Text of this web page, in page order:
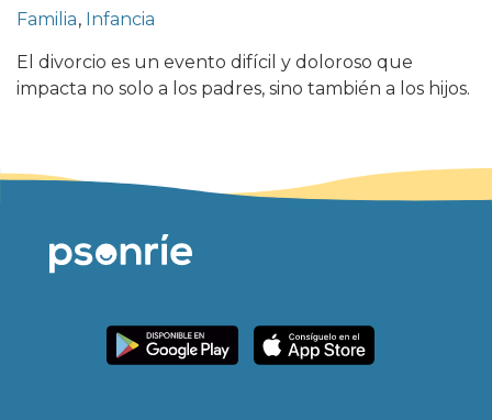
Familia, Infancia
El divorcio es un evento difícil y doloroso que
impacta no solo a los padres, sino también a los hijos.